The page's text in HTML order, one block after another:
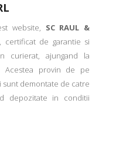
website, SC RAUL &
certificat de garantie si
curierat, ajungand la
Acestea provin de pe
sunt demontate de catre
depozitate in conditii